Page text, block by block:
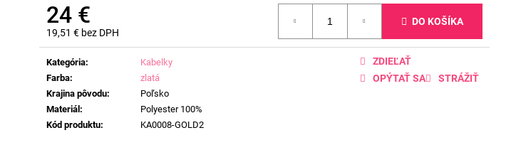
24 €
19,51 € bez DPH
Jednotková
cena:
DO KOŠÍKA
Kategória:
Kabelky
Farba:
zlatá
Krajina pôvodu:
Poľsko
Materiál:
Polyester 100%
Kód produktu: KA0008-GOLD2
OPÝTAŤ SA STRÁŽIŤ
ZDIEĽAŤ